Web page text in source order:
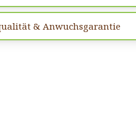
& Anwuchsgarantie